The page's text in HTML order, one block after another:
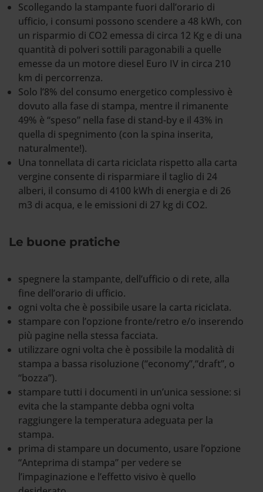
Scollegando la stampante fuori dall’orario di
ufficio, i consumi possono scendere a 48 kWh, con
un risparmio di CO2 emessa di circa 12 Kg e di una
quantità di polveri sottili paragonabili a quelle
emesse da un motore diesel Euro IV in circa 210
km di percorrenza.
Solo l’8% del consumo energetico complessivo è
dovuto alla fase di stampa, mentre il rimanente
49% è “speso” nella fase di stand-by e il 43% in
quella di spegnimento (con la spina inserita,
naturalmente!).
Una tonnellata di carta riciclata rispetto alla carta
vergine consente di risparmiare il taglio di 24
alberi, il consumo di 4100 kWh di energia e di 26
m3 di acqua, e le emissioni di 27 kg di CO2.
Le buone pratiche
spegnere la stampante, dell’ufficio o di rete, alla
fine dell’orario di ufficio.
ogni volta che è possibile usare la carta riciclata.
stampare con l’opzione fronte/retro e/o inserendo
più pagine nella stessa facciata.
utilizzare ogni volta che è possibile la modalità di
stampa a bassa risoluzione (“economy”,“draft”, o
“bozza”).
stampare tutti i documenti in un’unica sessione: si
evita che la stampante debba ogni volta
raggiungere la temperatura adeguata per la
stampa.
prima di stampare un documento, usare l’opzione
“Anteprima di stampa” per vedere se
l’impaginazione e l’effetto visivo è quello